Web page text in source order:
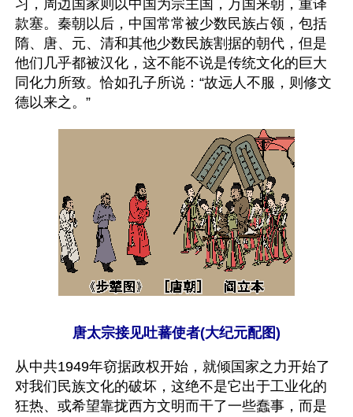
习，周边国家则以中国为宗主国，万国来朝，重译
款塞。秦朝以后，中国常常被少数民族占领，包括
隋、唐、元、清和其他少数民族割据的朝代，但是
他们几乎都被汉化，这不能不说是传统文化的巨大
同化力所致。恰如孔子所说：“故远人不服，则修文
德以来之。”
唐太宗接见吐蕃使者(大纪元配图)
从中共1949年窃据政权开始，就倾国家之力开始了
对我们民族文化的破坏，这绝不是它出于工业化的
狂热、或希望靠拢西方文明而干了一些蠢事，而是